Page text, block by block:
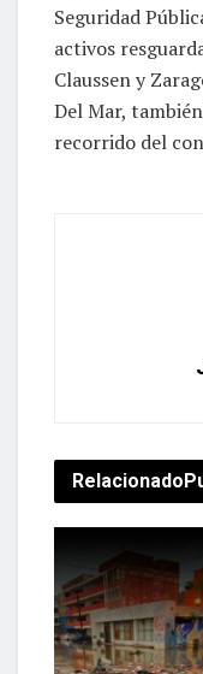
Seguridad
activos
Claussen y
Del Mar,
recorrido del
Relacionado